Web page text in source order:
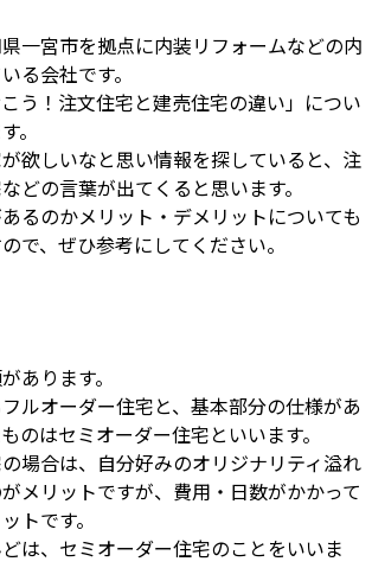
一宮市を拠点に内装リフォームなどの内
る会社です。
う！注文住宅と建売住宅の違い」につい
。
欲しいなと思い情報を探していると、注
どの言葉が出てくると思います。
るのかメリット・デメリットについても
で、ぜひ参考にしてください。
あります。
ルオーダー住宅と、基本部分の仕様があ
のはセミオーダー住宅といいます。
場合は、自分好みのオリジナリティ溢れ
メリットですが、費用・日数がかかって
トです。
は、セミオーダー住宅のことをいいま